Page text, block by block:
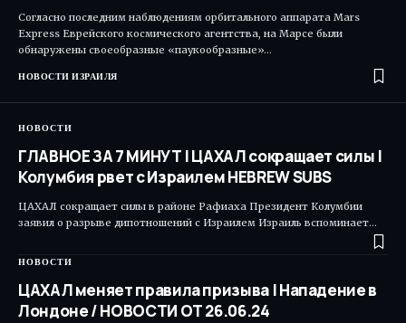
Согласно последним наблюдениям орбитального аппарата Mars
Express Еврейского космического агентства, на Марсе были
обнаружены своеобразные «паукообразные»…
НОВОСТИ ИЗРАИЛЯ
НОВОСТИ
ГЛАВНОЕ ЗА 7 МИНУТ | ЦАХАЛ сокращает силы |
Колумбия рвет с Израилем HEBREW SUBS
ЦАХАЛ сокращает силы в районе Рафиаха Президент Колумбии
заявил о разрыве дипотношений с Израилем Израиль вспоминает…
НОВОСТИ
ЦАХАЛ меняет правила призыва | Нападение в
Лондоне / НОВОСТИ ОТ 26.06.24